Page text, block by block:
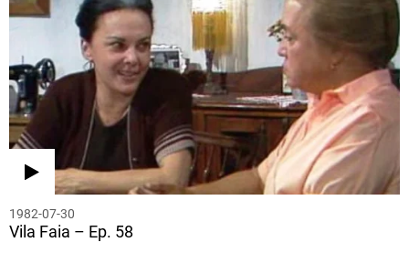
1982-07-30
Vila Faia – Ep. 58